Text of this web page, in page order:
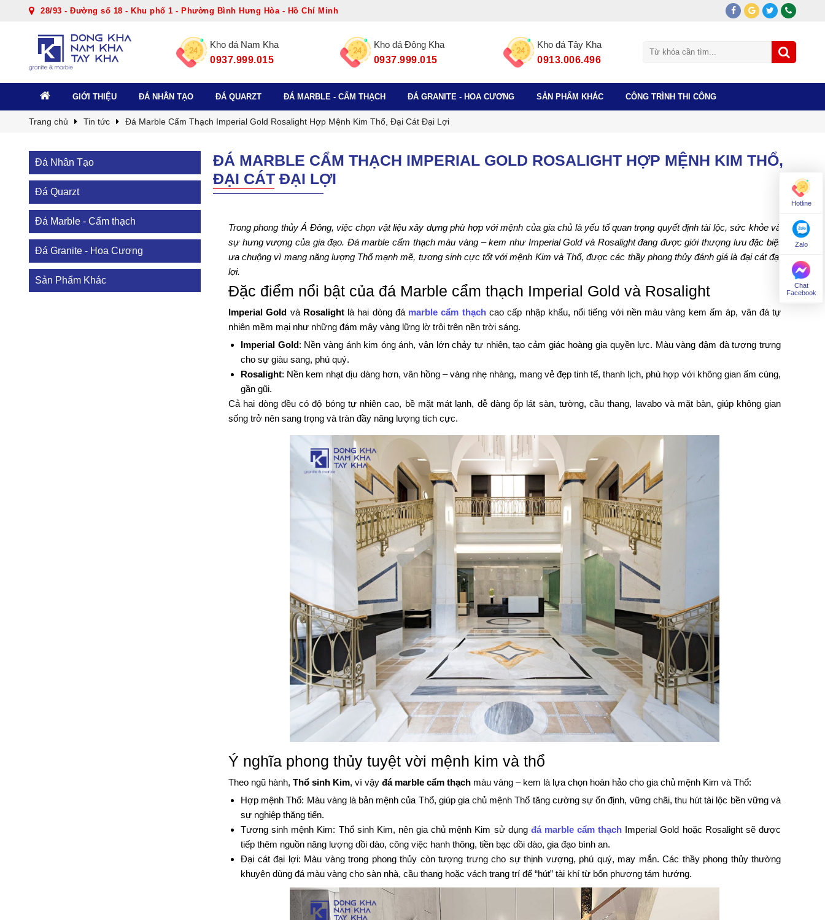
28/93 - Đường số 18 - Khu phố 1 - Phường Bình Hưng Hòa - Hồ Chí Minh
Kho đá Nam Kha
0937.999.015
Kho đá Đông Kha
0937.999.015
Kho đá Tây Kha
0913.006.496
GIỚI THIỆU ĐÁ NHÂN TẠO ĐÁ QUARZT ĐÁ MARBLE - CẨM THẠCH ĐÁ GRANITE - HOA CƯƠNG SẢN PHẨM KHÁC CÔNG TRÌNH THI CÔNG
Trang chủ Tin tức Đá Marble Cẩm Thạch Imperial Gold Rosalight Hợp Mệnh Kim Thổ, Đại Cát Đại Lợi
Đá Nhân Tạo
Đá Quarzt
Đá Marble - Cẩm thạch
Đá Granite - Hoa Cương
Sản Phẩm Khác
ĐÁ MARBLE CẨM THẠCH IMPERIAL GOLD ROSALIGHT HỢP MỆNH KIM THỔ,
ĐẠI CÁT ĐẠI LỢI
Trong phong thủy Á Đông, việc chọn vật liệu xây dựng phù hợp với mệnh của gia chủ là yếu tố quan trọng quyết định tài lộc, sức khỏe và
sự hưng vượng của gia đạo. Đá marble cẩm thạch màu vàng – kem như Imperial Gold và Rosalight đang được giới thượng lưu đặc biệt
ưa chuộng vì mang năng lượng Thổ mạnh mẽ, tương sinh cực tốt với mệnh Kim và Thổ, được các thầy phong thủy đánh giá là đại cát đại
lợi.
Đặc điểm nổi bật của đá Marble cẩm thạch Imperial Gold và Rosalight
Imperial Gold và Rosalightlà hai dòng đá marble cẩm thạchcao cấp nhập khẩu, nổi tiếng với nền màu vàng kem ấm áp, vân đá tự
nhiên mềm mại như những đám mây vàng lững lờ trôi trên nền trời sáng.
Imperial Gold: Nền vàng ánh kim óng ánh, vân lớn chảy tự nhiên, tạo cảm giác hoàng gia quyền lực. Màu vàng đậm đà tượng trưng
cho sự giàu sang, phú quý.
Rosalight: Nền kem nhạt dịu dàng hơn, vân hồng – vàng nhẹ nhàng, mang vẻ đẹp tinh tế, thanh lịch, phù hợp với không gian ấm cúng,
gần gũi.
Cả hai dòng đều có độ bóng tự nhiên cao, bề mặt mát lạnh, dễ dàng ốp lát sàn, tường, cầu thang, lavabo và mặt bàn, giúp không gian
sống trở nên sang trọng và tràn đầy năng lượng tích cực.
Ý nghĩa phong thủy tuyệt vời mệnh kim và thổ
Theo ngũ hành, Thổ sinh Kim, vì vậy đá marble cẩm thạch màu vàng – kem là lựa chọn hoàn hảo cho gia chủ mệnh Kim và Thổ:
Hợp mệnh Thổ: Màu vàng là bản mệnh của Thổ, giúp gia chủ mệnh Thổ tăng cường sự ổn định, vững chãi, thu hút tài lộc bền vững và
sự nghiệp thăng tiến.
Tương sinh mệnh Kim: Thổ sinh Kim, nên gia chủ mệnh Kim sử dụng đá marble cẩm thạch Imperial Gold hoặc Rosalight sẽ được
tiếp thêm nguồn năng lượng dồi dào, công việc hanh thông, tiền bạc dồi dào, gia đạo bình an.
Đại cát đại lợi: Màu vàng trong phong thủy còn tượng trưng cho sự thịnh vượng, phú quý, may mắn. Các thầy phong thủy thường
khuyên dùng đá màu vàng cho sàn nhà, cầu thang hoặc vách trang trí để “hút” tài khí từ bốn phương tám hướng.
Hotline
Zalo
Chat
Facebook